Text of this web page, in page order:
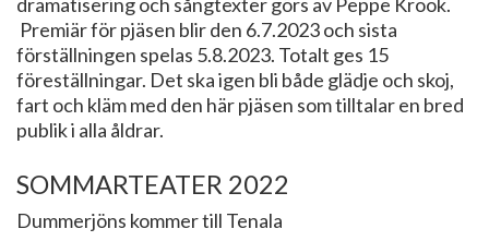
Premiär för pjäsen blir den 6.7.2023 och sista
förställningen spelas 5.8.2023. Totalt ges 15
föreställningar. Det ska igen bli både glädje och skoj,
fart och kläm med den här pjäsen som tilltalar en bred
publik i alla åldrar.
SOMMARTEATER 2022
Dummerjöns kommer till Tenala